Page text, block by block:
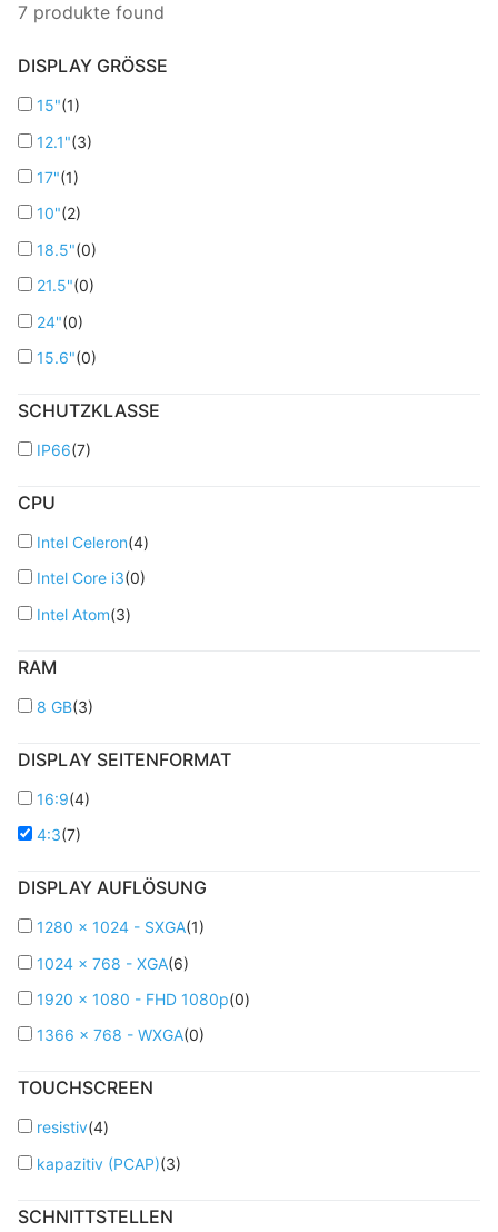
7 produkte found
DISPLAY GRÖSSE
15"(1)
12.1"(3)
17"(1)
10"(2)
18.5"(0)
21.5"(0)
24"(0)
15.6"(0)
SCHUTZKLASSE
IP66(7)
CPU
Intel Celeron(4)
Intel Core i3(0)
Intel Atom(3)
RAM
8 GB(3)
DISPLAY SEITENFORMAT
16:9(4)
4:3(7)
DISPLAY AUFLÖSUNG
1280 x 1024 - SXGA(1)
1024 x 768 - XGA(6)
1920 x 1080 - FHD 1080p(0)
1366 x 768 - WXGA(0)
TOUCHSCREEN
resistiv(4)
kapazitiv (PCAP)(3)
SCHNITTSTELLEN